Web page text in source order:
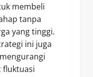
membeli
tanpa
yang tinggi.
ini juga
fluktuasi